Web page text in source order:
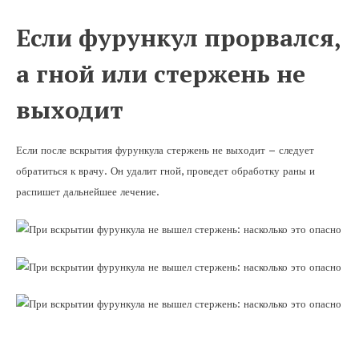
Если фурункул прорвался,
а гной или стержень не
выходит
Если после вскрытия фурункула стержень не выходит – следует
обратиться к врачу. Он удалит гной, проведет обработку раны и
распишет дальнейшее лечение.